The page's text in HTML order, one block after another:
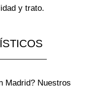
y trato.
Madrid? Nuestros